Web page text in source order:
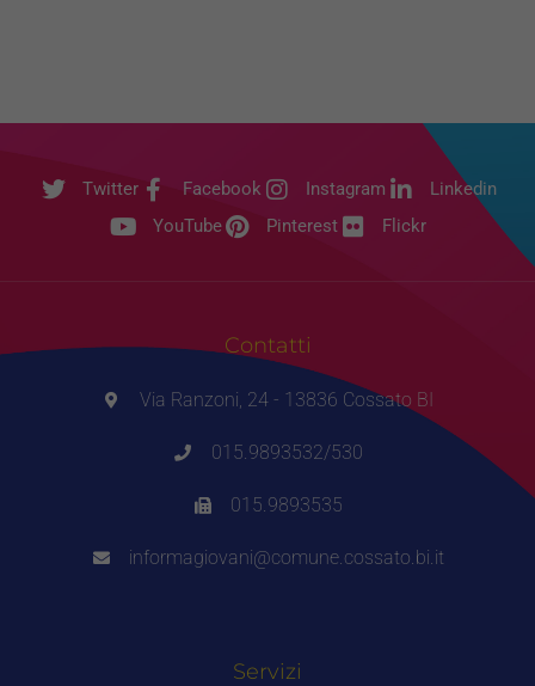
Twitter Facebook Instagram
Linkedin
YouTube
Pinterest Flickr
Contatti
Via Ranzoni, 24 - 13836 Cossato BI
015.9893532/530
015.9893535
informagiovani@comune.cossato.bi.it
Servizi